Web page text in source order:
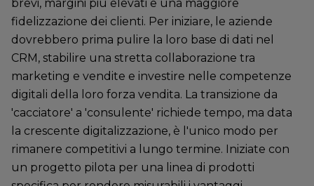
brevi, margini più elevati e una maggiore
fidelizzazione dei clienti. Per iniziare, le aziende
dovrebbero prima pulire la loro base di dati nel
CRM, stabilire una stretta collaborazione tra
marketing e vendite e investire nelle competenze
digitali della loro forza vendita. La transizione da
'cacciatore' a 'consulente' richiede tempo, ma data
la crescente digitalizzazione, è l'unico modo per
rimanere competitivi a lungo termine. Iniziate con
un progetto pilota per una linea di prodotti